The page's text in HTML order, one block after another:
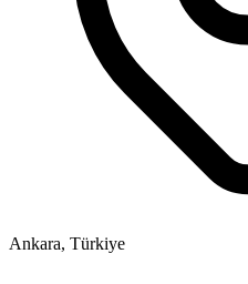
Ankara, Türkiye